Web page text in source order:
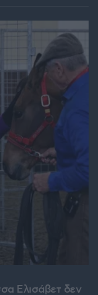
Ελισάβετ δεν